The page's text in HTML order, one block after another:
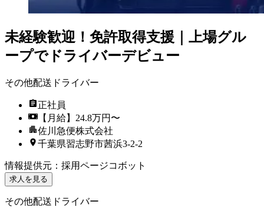
未経験歓迎！免許取得支援｜上場グル
ープでドライバーデビュー
その他配送ドライバー
正社員
【月給】24.8万円〜
佐川急便株式会社
千葉県習志野市茜浜3-2-2
情報提供元 ： 採用ページコボット
求人を見る
その他配送ドライバー